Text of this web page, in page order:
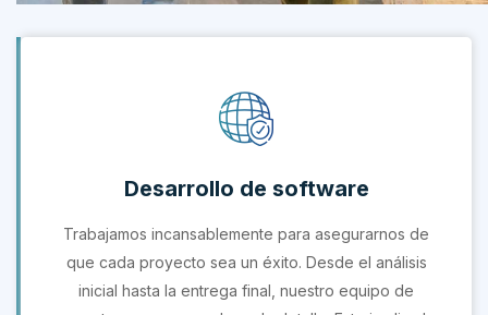
Desarrollo de software
Trabajamos incansablemente para asegurarnos de
que cada proyecto sea un éxito. Desde el análisis
inicial hasta la entrega final, nuestro equipo de